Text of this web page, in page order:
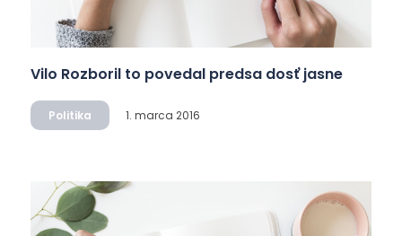
Vilo Rozboril to povedal predsa dosť jasne
Politika 1. marca 2016